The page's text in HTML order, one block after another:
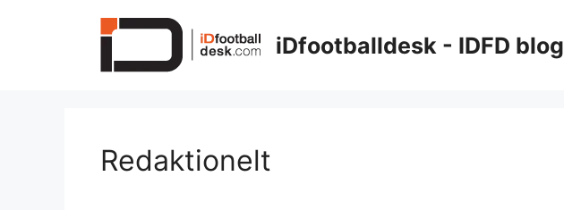
iDfootballdesk - IDFD blog
Redaktionelt